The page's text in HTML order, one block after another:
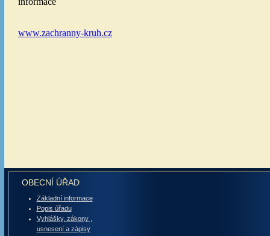
OBECNÍ ÚŘAD
Základní informace
Popis úřadu
Vyhlášky, zákony ,
usnesení a zápisy